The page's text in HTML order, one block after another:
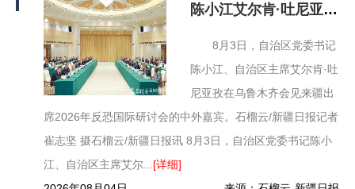
陈小江艾尔肯·吐尼亚孜会见出席2026年反恐国际研讨会中外嘉宾
8月3日，自治区党委书记
陈小江、自治区主席艾尔肯·吐
尼亚孜在乌鲁木齐会见来疆出
席2026年反恐国际研讨会的中外嘉宾。石榴云/新疆日报记者
崔志坚 摄石榴云/新疆日报讯 8月3日，自治区党委书记陈小
江、自治区主席艾尔... [详细]